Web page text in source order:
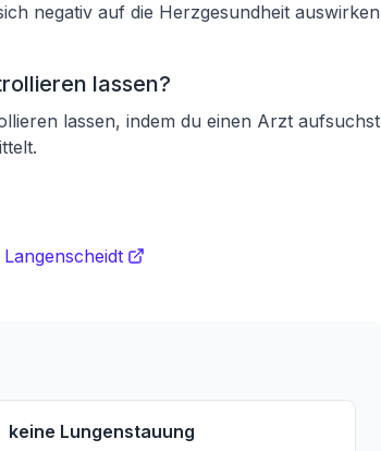
negativ auf die Herzgesundheit auswirken
lassen?
lassen, indem du einen Arzt aufsuchst
keine Lungenstauung